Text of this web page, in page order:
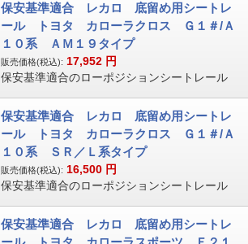
保安基準適合 レカロ 底留め用シートレ
ール トヨタ カローラクロス Ｇ１＃/Ａ
１０系 ＡＭ１９タイプ
販売価格(税込): 17,952 円
保安基準適合のローポジションシートレール
保安基準適合 レカロ 底留め用シートレ
ール トヨタ カローラクロス Ｇ１＃/Ａ
１０系 ＳＲ／Ｌ系タイプ
販売価格(税込): 16,500 円
保安基準適合のローポジションシートレール
保安基準適合 レカロ 底留め用シートレ